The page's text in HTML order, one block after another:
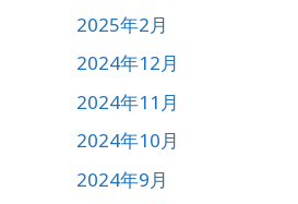
2025年2月
2024年12月
2024年11月
2024年10月
2024年9月